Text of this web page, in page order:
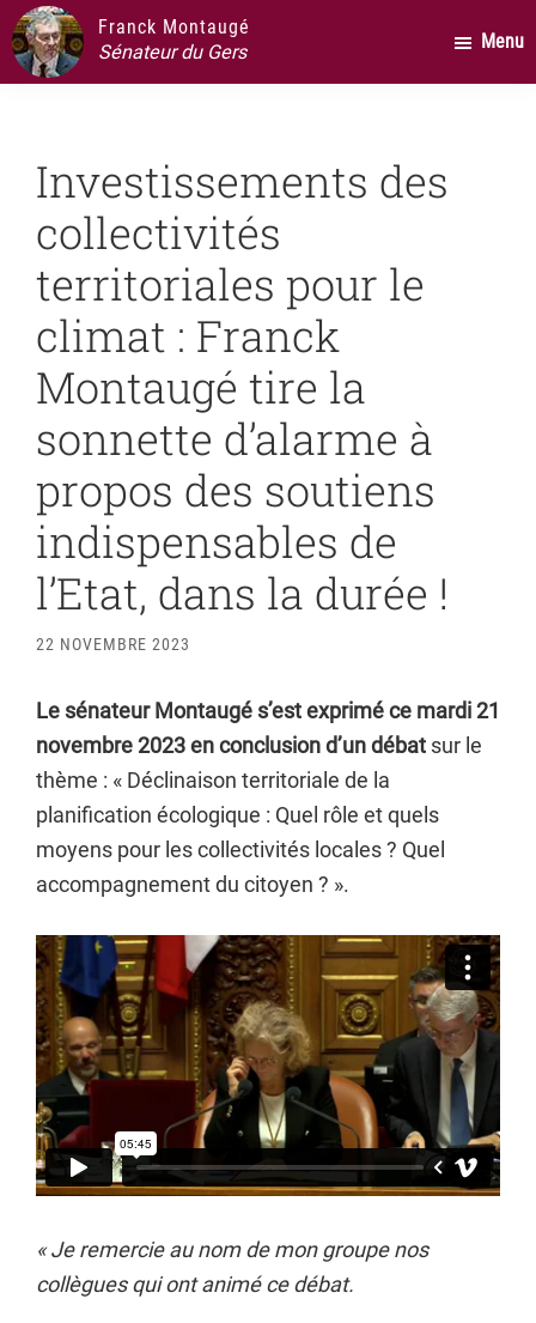
Passer
au
contenu
Passer
la
principale
Passer
au
pied
Franck Montaugé
Sénateur du Gers
Menu
Investissements des
collectivités
territoriales pour le
climat : Franck
Montaugé tire la
sonnette d’alarme à
propos des soutiens
indispensables de
l’Etat, dans la durée !
22 NOVEMBRE 2023
Le sénateur Montaugé s’est exprimé ce mardi 21
novembre 2023 en conclusion d’un débat sur le
thème : « Déclinaison territoriale de la
planification écologique : Quel rôle et quels
moyens pour les collectivités locales ? Quel
accompagnement du citoyen ? ».
« Je remercie au nom de mon groupe nos
collègues qui ont animé ce débat.